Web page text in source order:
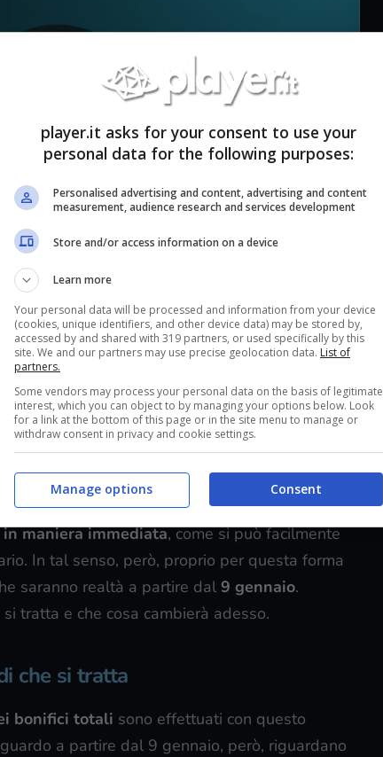
saranno introdotte dal 9 gennaio (Player.it)
sempre di più la forma del pagamento
standard, è vero che i costi sono più elevati
maniera immediata, come si può facilmente
In tal senso, però, proprio per questa forma
saranno realtà a partire dal 9 gennaio.
tratta e che cosa cambierà adesso.
che si tratta
bonifici totali sono effettuati con questo
a partire dal 9 gennaio, però, riguardano
player.it asks for your consent to use your
personal data for the following purposes:
Personalised advertising and content, advertising and content
measurement, audience research and services development
Store and/or access information on a device
Learn more
Your personal data will be processed and information from your device
(cookies, unique identifiers, and other device data) may be stored by,
accessed by and shared with 319 partners, or used specifically by this
site. We and our partners may use precise geolocation data. List of
partners.
Some vendors may process your personal data on the basis of legitimate
interest, which you can object to by managing your options below. Look
for a link at the bottom of this page or in the site menu to manage or
withdraw consent in privacy and cookie settings.
Consent
Manage options